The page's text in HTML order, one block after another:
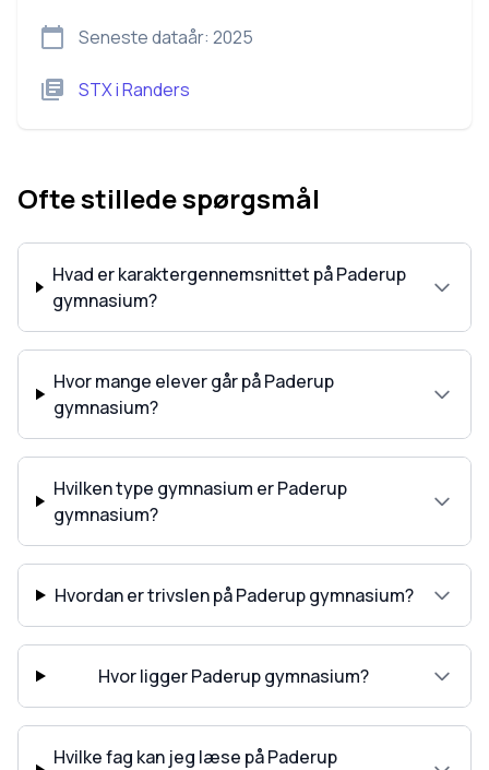
Seneste dataår: 2025
STXiRanders
Ofte stillede spørgsmål
Hvad er karaktergennemsnittet på Paderup
gymnasium?
Hvor mange elever går på Paderup
gymnasium?
Hvilken type gymnasium er Paderup
gymnasium?
Hvordan er trivslen på Paderup gymnasium?
Hvor ligger Paderup gymnasium?
Hvilke fag kan jeg læse på Paderup